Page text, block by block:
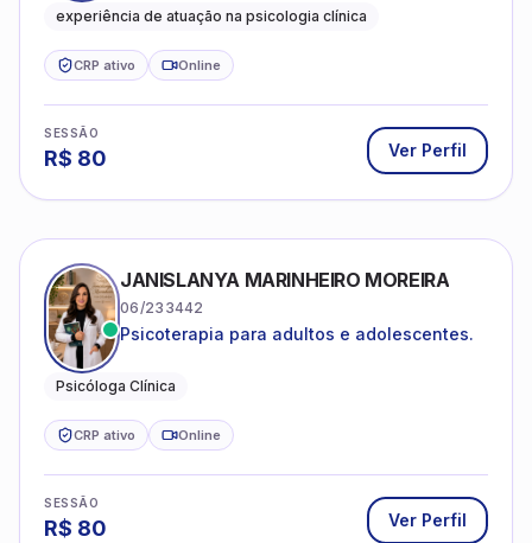
catastróficos e comportamentos
experiência de atuação na psicologia clínica
CRP ativo Online
SESSÃO
R$ 80 Ver Perfil
JANISLANYA MARINHEIRO MOREIRA
06/233442
Psicoterapia para adultos e adolescentes.
Psicóloga Clínica
CRP ativo Online
SESSÃO
R$ 80 Ver Perfil